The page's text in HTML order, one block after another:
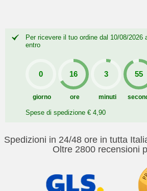
Per ricevere il tuo ordine dal 10/08/2026
entro
giorno ore minuti
Spese di spedizione € 4,90
Spedizioni in 24/48 ore in tutta
Oltre 2800 recensioni